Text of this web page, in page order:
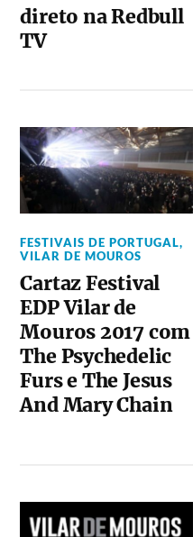
direto na Redbull
TV
FESTIVAIS DE PORTUGAL,
VILAR DE MOUROS
Cartaz Festival
EDP Vilar de
Mouros 2017 com
The Psychedelic
Furs e The Jesus
And Mary Chain